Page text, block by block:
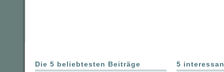
Die 5 beliebtesten Beiträge 5